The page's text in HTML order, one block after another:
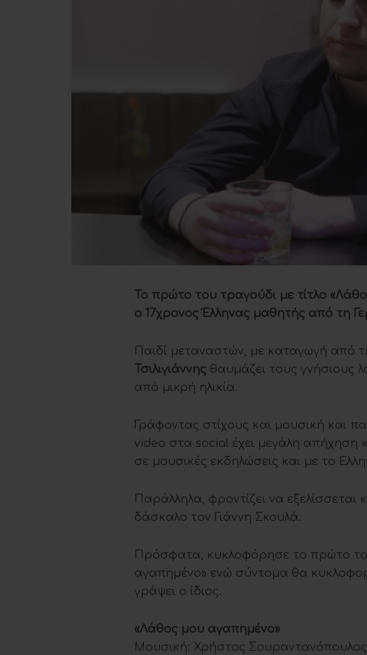
Το πρώτο του τραγούδι με τίτλο
ο 17χρονος Έλληνας μαθητής από τη
Παιδί μεταναστών, με καταγωγή από
Τσιλιγιάννης θαυμάζει τους γνήσιους
από μικρή ηλικία.
Γράφοντας στίχους και μουσική και
video στα social έχει μεγάλη απήχηση
σε μουσικές εκδηλώσεις και με το
Παράλληλα, φροντίζει να
δάσκαλο τον Γιάννη Σκουλά.
Πρόσφατα, κυκλοφόρησε το πρώτο
αγαπημένο» ενώ σύντομα θα
γράψει ο ίδιος.
«Λάθος μου αγαπημένο»
Μουσική: Χρήστος Σουραντανόπουλος